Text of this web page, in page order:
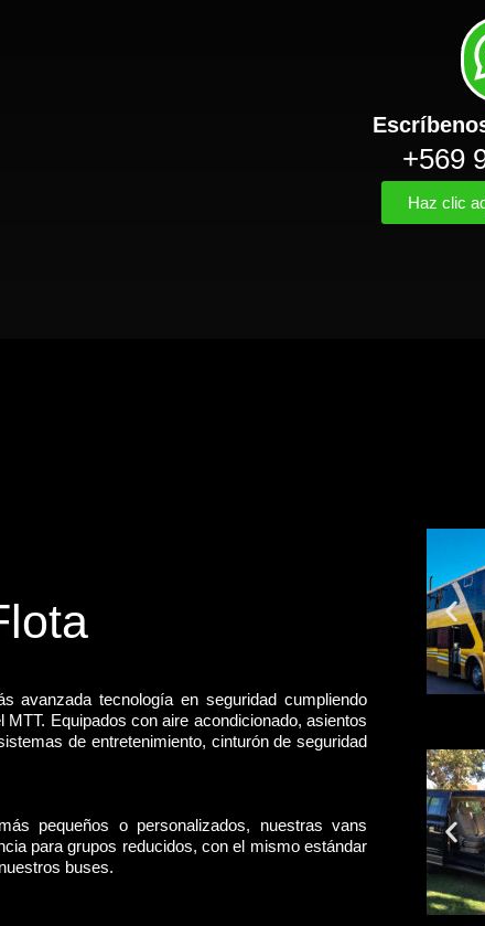
+569
Haz clic
avanzada tecnología en seguridad cumpliendo
MTT. Equipados con aire acondicionado, asientos
de entretenimiento, cinturón de seguridad
pequeños o personalizados, nuestras vans
para grupos reducidos, con el mismo estándar
buses.